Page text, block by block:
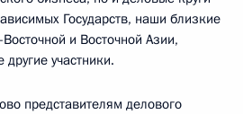
Государств, наши близкие
и Восточной Азии,
участники.
представителям делового